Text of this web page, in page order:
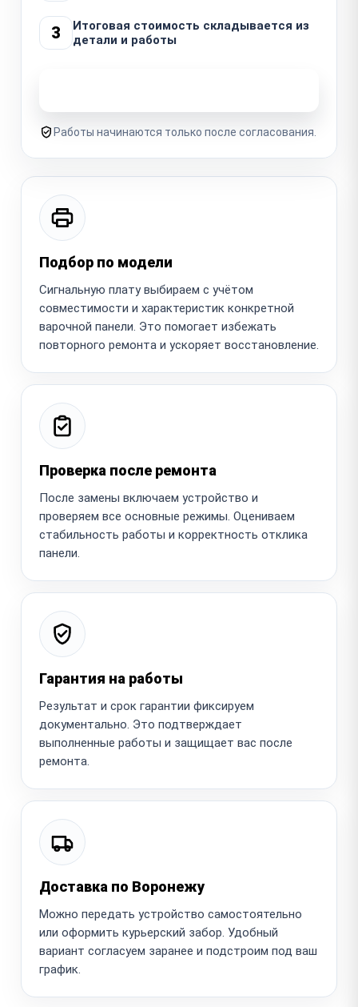
3
Итоговая стоимость складывается из
детали и работы
Работы начинаются только после согласования.
Подбор по модели
Сигнальную плату выбираем с учётом
совместимости и характеристик конкретной
варочной панели. Это помогает избежать
повторного ремонта и ускоряет восстановление.
Проверка после ремонта
После замены включаем устройство и
проверяем все основные режимы. Оцениваем
стабильность работы и корректность отклика
панели.
Гарантия на работы
Результат и срок гарантии фиксируем
документально. Это подтверждает
выполненные работы и защищает вас после
ремонта.
Доставка по Воронежу
Можно передать устройство самостоятельно
или оформить курьерский забор. Удобный
вариант согласуем заранее и подстроим под ваш
график.